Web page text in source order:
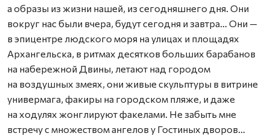
а образы из жизни нашей, из сегодняшнего дня. Они
вокруг нас были вчера, будут сегодня и завтра… Они —
в эпицентре людского моря на улицах и площадях
Архангельска, в ритмах десятков больших барабанов
на набережной Двины, летают над городом
на воздушных змеях, они живые скульптуры в витрине
универмага, факиры на городском пляже, и даже
на ходулях жонглируют факелами. Не забыть мне
встречу с множеством ангелов у Гостиных дворов…